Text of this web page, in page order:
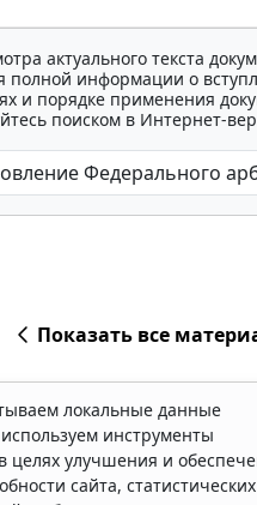
актуального текста
полной информации о
и порядке применения
поиском в Интернет-
Показать все
локальные данные
инструменты
целях улучшения и
сайта, статистических